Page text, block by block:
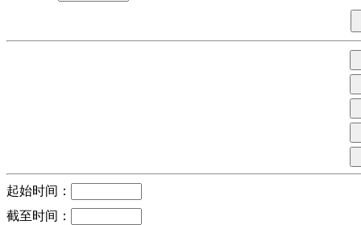
起始时间：
截至时间：